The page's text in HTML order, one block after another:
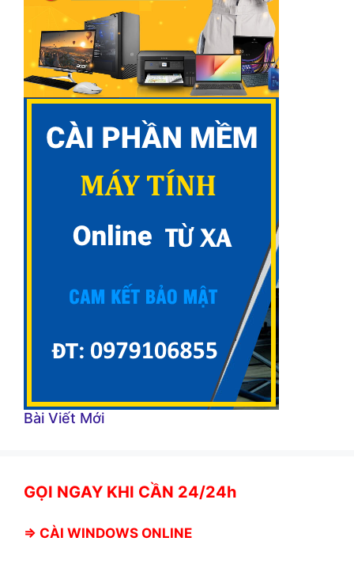
Bài Viết Mới
GỌI NGAY KHI CẦN 24/24h
⇒ CÀI WINDOWS ONLINE